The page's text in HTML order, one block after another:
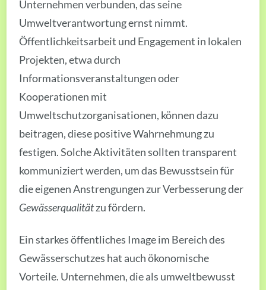
Unternehmen verbunden, das seine
Umweltverantwortung ernst nimmt.
Öffentlichkeitsarbeit und Engagement in lokalen
Projekten, etwa durch
Informationsveranstaltungen oder
Kooperationen mit
Umweltschutzorganisationen, können dazu
beitragen, diese positive Wahrnehmung zu
festigen. Solche Aktivitäten sollten transparent
kommuniziert werden, um das Bewusstsein für
die eigenen Anstrengungen zur Verbesserung der
Gewässerqualitätzu fördern.
Ein starkes öffentliches Image im Bereich des
Gewässerschutzes hat auch ökonomische
Vorteile. Unternehmen, die als umweltbewusst